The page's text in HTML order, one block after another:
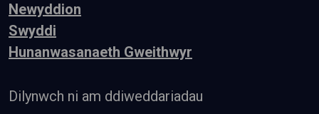
Newyddion
Swyddi
Hunanwasanaeth Gweithwyr
Dilynwch ni am ddiweddariadau